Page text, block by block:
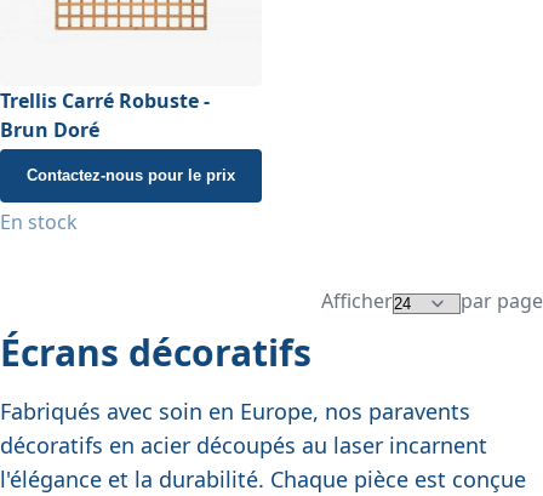
Trellis Carré Robuste -
Brun Doré
Contactez-nous pour le prix
En stock
Afficher par page
Écrans décoratifs
Fabriqués avec soin en Europe, nos paravents
décoratifs en acier découpés au laser incarnent
l'élégance et la durabilité. Chaque pièce est conçue